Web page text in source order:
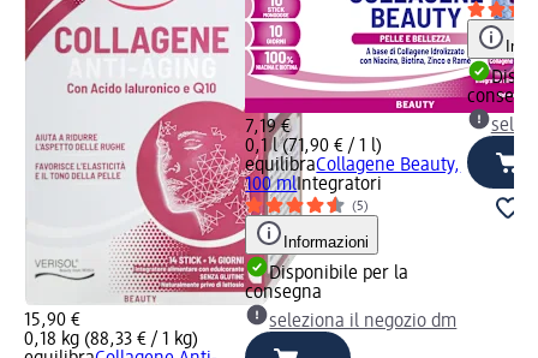
15,90 €
0,18 kg (88,33 € / 1 kg)
7,19 €
0,1 l (71,90 € / 1 l)
equilibraCollagene Beauty,
100 mlIntegratori
(5)
Informazioni
Disponibile per la
consegna
seleziona il negozio dm